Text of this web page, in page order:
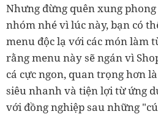
Nhưng đừng quên xung
nhóm nhé vì lúc này, bạn có
menu độc lạ với các món làm
rằng menu này sẽ ngán vì
cá cực ngon, quan trọng hơn
siêu nhanh và tiện lợi từ ứng
với đồng nghiệp sau những